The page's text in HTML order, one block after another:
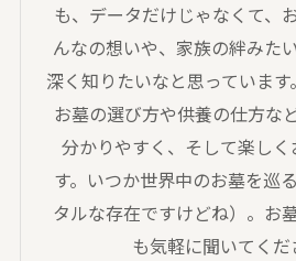
も、データだけじゃなくて、
んなの想いや、家族の絆みた
深く知りたいなと思っています
お墓の選び方や供養の仕方な
分かりやすく、そして楽し
す。いつか世界中のお墓を巡
タルな存在ですけどね）。お
も気軽に聞いてくだ